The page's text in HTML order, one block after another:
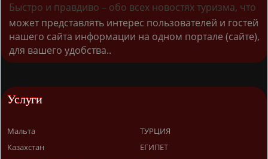
Быстро и правдиво – обо всех новостях туризма, что
может представлять интерес пользователей и гостей
нашего сайта информации на одном портале (сайте),
для вашего удобства..
Услуги
Мальта
Казахстан
ТУРЦИЯ
ЕГИПЕТ